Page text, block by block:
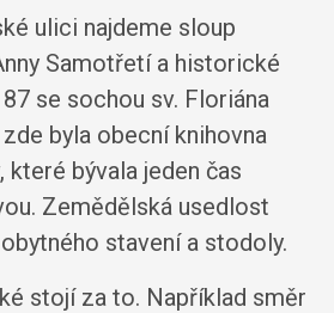
ulici najdeme sloup
Samotřetí a historické
se sochou sv. Floriána
byla obecní knihovna
které bývala jeden čas
Zemědělská usedlost
stavení a stodoly.
stojí za to. Například směr